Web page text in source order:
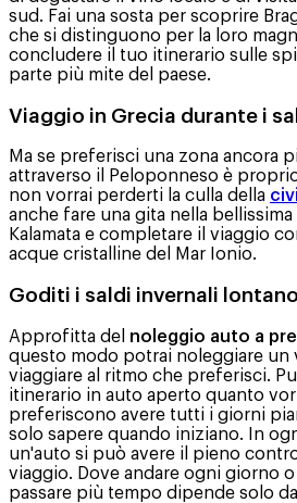
sud. Fai una sosta per scoprire
che si distinguono per la loro
concludere il tuo itinerario sulle
parte più mite del paese.
Viaggio in Grecia durante i
Ma se preferisci una zona ancora
attraverso il Peloponneso è
non vorrai perderti la culla della
anche fare una gita nella
Kalamata e completare il viaggio
acque cristalline del Mar Ionio.
Goditi i saldi invernali
Approfitta del noleggio auto a
questo modo potrai noleggiare un
viaggiare al ritmo che preferisci.
itinerario in auto aperto quanto
preferiscono avere tutti i giorni
solo sapere quando iniziano. In
un'auto si può avere il pieno
viaggio. Dove andare ogni giorno
passare più tempo dipende solo